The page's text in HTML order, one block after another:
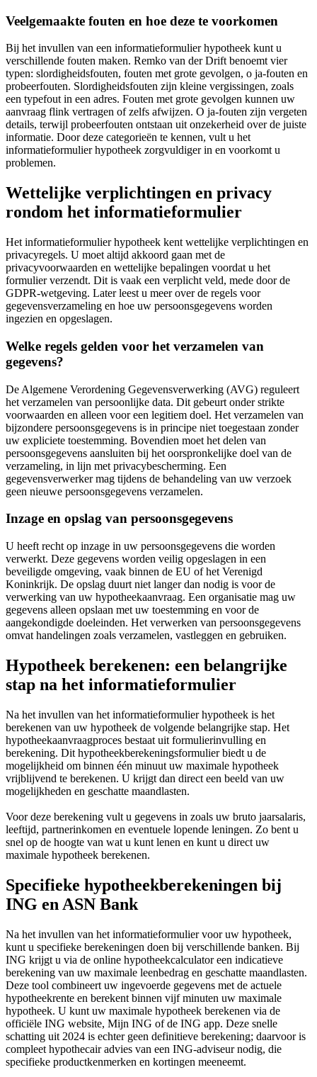
Veelgemaakte fouten en hoe deze te voorkomen
Bij het invullen van een informatieformulier hypotheek kunt u
verschillende fouten maken. Remko van der Drift benoemt vier
typen: slordigheidsfouten, fouten met grote gevolgen, o ja-fouten en
probeerfouten. Slordigheidsfouten zijn kleine vergissingen, zoals
een typefout in een adres. Fouten met grote gevolgen kunnen uw
aanvraag flink vertragen of zelfs afwijzen. O ja-fouten zijn vergeten
details, terwijl probeerfouten ontstaan uit onzekerheid over de juiste
informatie. Door deze categorieën te kennen, vult u het
informatieformulier hypotheek zorgvuldiger in en voorkomt u
problemen.
Wettelijke verplichtingen en privacy
rondom het informatieformulier
Het informatieformulier hypotheek kent wettelijke verplichtingen en
privacyregels. U moet altijd akkoord gaan met de
privacyvoorwaarden en wettelijke bepalingen voordat u het
formulier verzendt. Dit is vaak een verplicht veld, mede door de
GDPR-wetgeving. Later leest u meer over de regels voor
gegevensverzameling en hoe uw persoonsgegevens worden
ingezien en opgeslagen.
Welke regels gelden voor het verzamelen van
gegevens?
De Algemene Verordening Gegevensverwerking (AVG) reguleert
het verzamelen van persoonlijke data. Dit gebeurt onder strikte
voorwaarden en alleen voor een legitiem doel. Het verzamelen van
bijzondere persoonsgegevens is in principe niet toegestaan zonder
uw expliciete toestemming. Bovendien moet het delen van
persoonsgegevens aansluiten bij het oorspronkelijke doel van de
verzameling, in lijn met privacybescherming. Een
gegevensverwerker mag tijdens de behandeling van uw verzoek
geen nieuwe persoonsgegevens verzamelen.
Inzage en opslag van persoonsgegevens
U heeft recht op inzage in uw persoonsgegevens die worden
verwerkt. Deze gegevens worden veilig opgeslagen in een
beveiligde omgeving, vaak binnen de EU of het Verenigd
Koninkrijk. De opslag duurt niet langer dan nodig is voor de
verwerking van uw hypotheekaanvraag. Een organisatie mag uw
gegevens alleen opslaan met uw toestemming en voor de
aangekondigde doeleinden. Het verwerken van persoonsgegevens
omvat handelingen zoals verzamelen, vastleggen en gebruiken.
Hypotheek berekenen: een belangrijke
stap na het informatieformulier
Na het invullen van het informatieformulier hypotheek is het
berekenen van uw hypotheek de volgende belangrijke stap. Het
hypotheekaanvraagproces bestaat uit formulierinvulling en
berekening. Dit hypotheekberekeningsformulier biedt u de
mogelijkheid om binnen één minuut uw maximale hypotheek
vrijblijvend te berekenen. U krijgt dan direct een beeld van uw
mogelijkheden en geschatte maandlasten.
Voor deze berekening vult u gegevens in zoals uw bruto jaarsalaris,
leeftijd, partnerinkomen en eventuele lopende leningen. Zo bent u
snel op de hoogte van wat u kunt lenen en kunt u direct uw
maximale hypotheek berekenen.
Specifieke hypotheekberekeningen bij
ING en ASN Bank
Na het invullen van het informatieformulier voor uw hypotheek,
kunt u specifieke berekeningen doen bij verschillende banken. Bij
ING krijgt u via de online hypotheekcalculator een indicatieve
berekening van uw maximale leenbedrag en geschatte maandlasten.
Deze tool combineert uw ingevoerde gegevens met de actuele
hypotheekrente en berekent binnen vijf minuten uw maximale
hypotheek. U kunt uw maximale hypotheek berekenen via de
officiële ING website, Mijn ING of de ING app. Deze snelle
schatting uit 2024 is echter geen definitieve berekening; daarvoor is
compleet hypothecair advies van een ING-adviseur nodig, die
specifieke productkenmerken en kortingen meeneemt.